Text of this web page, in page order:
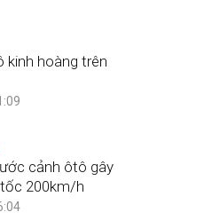
kinh hoàng trên
cảnh ôtô gây
200km/h